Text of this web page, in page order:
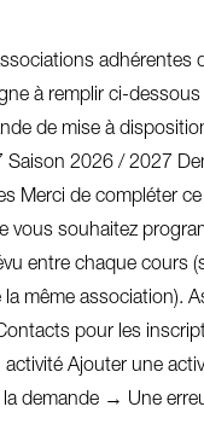
adhérentes
à remplir ci-
de mise à
2026 / 2027
Merci de compléter
vous souhaitez
entre chaque cours
la même association).
pour les
Ajouter une
la demande → Une